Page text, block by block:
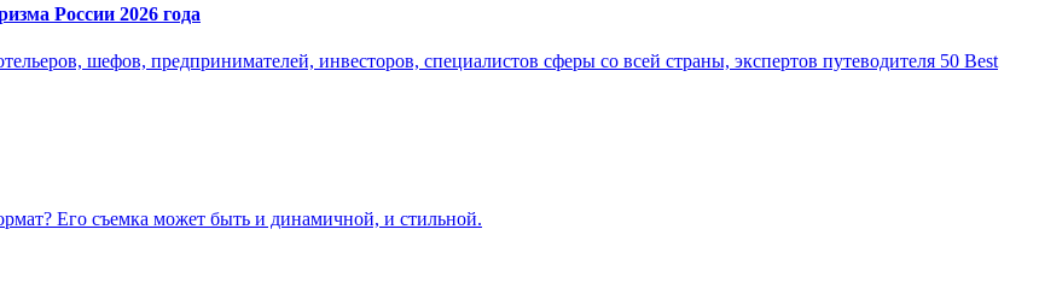
России 2026 года
шефов, предпринимателей, инвесторов, специалистов сферы со всей страны, экспертов путеводителя 50 Best
Его съемка может быть и динамичной, и стильной.